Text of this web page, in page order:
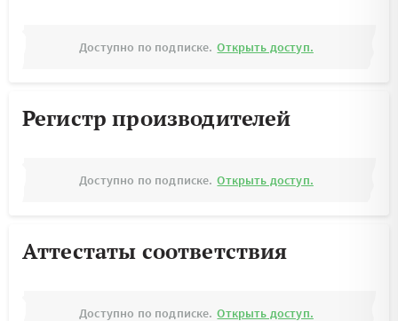
Доступно по подписке. Открыть доступ.
Регистр производителей
Доступно по подписке. Открыть доступ.
Аттестаты соответствия
Доступно по подписке. Открыть доступ.